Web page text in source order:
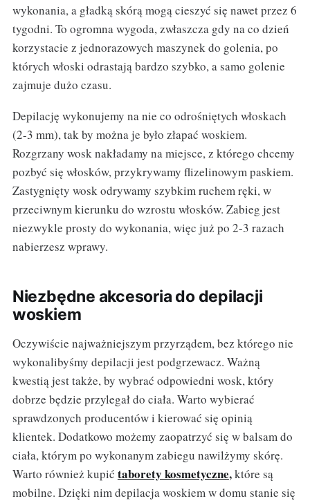
wykonania, a gładką skórą mogą cieszyć się nawet przez 6
tygodni. To ogromna wygoda, zwłaszcza gdy na co dzień
korzystacie z jednorazowych maszynek do golenia, po
których włoski odrastają bardzo szybko, a samo golenie
zajmuje dużo czasu.
Depilację wykonujemy na nie co odrośniętych włoskach
(2-3 mm), tak by można je było złapać woskiem.
Rozgrzany wosk nakładamy na miejsce, z którego chcemy
pozbyć się włosków, przykrywamy flizelinowym paskiem.
Zastygnięty wosk odrywamy szybkim ruchem ręki, w
przeciwnym kierunku do wzrostu włosków. Zabieg jest
niezwykle prosty do wykonania, więc już po 2-3 razach
nabierzesz wprawy.
Niezbędne akcesoria do depilacji
woskiem
Oczywiście najważniejszym przyrządem, bez którego nie
wykonalibyśmy depilacji jest podgrzewacz. Ważną
kwestią jest także, by wybrać odpowiedni wosk, który
dobrze będzie przylegał do ciała. Warto wybierać
sprawdzonych producentów i kierować się opinią
klientek. Dodatkowo możemy zaopatrzyć się w balsam do
ciała, którym po wykonanym zabiegu nawilżymy skórę.
Warto również kupić taborety kosmetyczne,które są
mobilne. Dzięki nim depilacja woskiem w domu stanie się